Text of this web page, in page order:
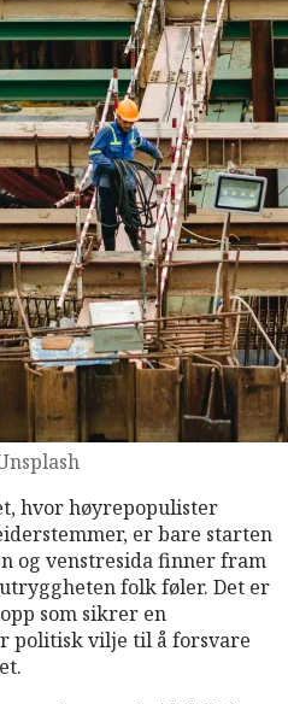
hvor høyrepopulister
er bare starten
og venstresida finner fram
folk føler. Det er
som sikrer en
politisk vilje til å forsvare